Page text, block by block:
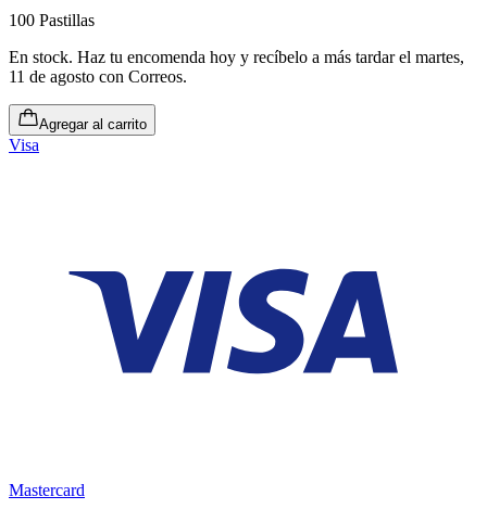
100 Pastillas
En stock. Haz tu encomenda hoy y recíbelo a más tardar el martes,
11 de agosto con Correos.
Agregar al carrito
Visa
Mastercard